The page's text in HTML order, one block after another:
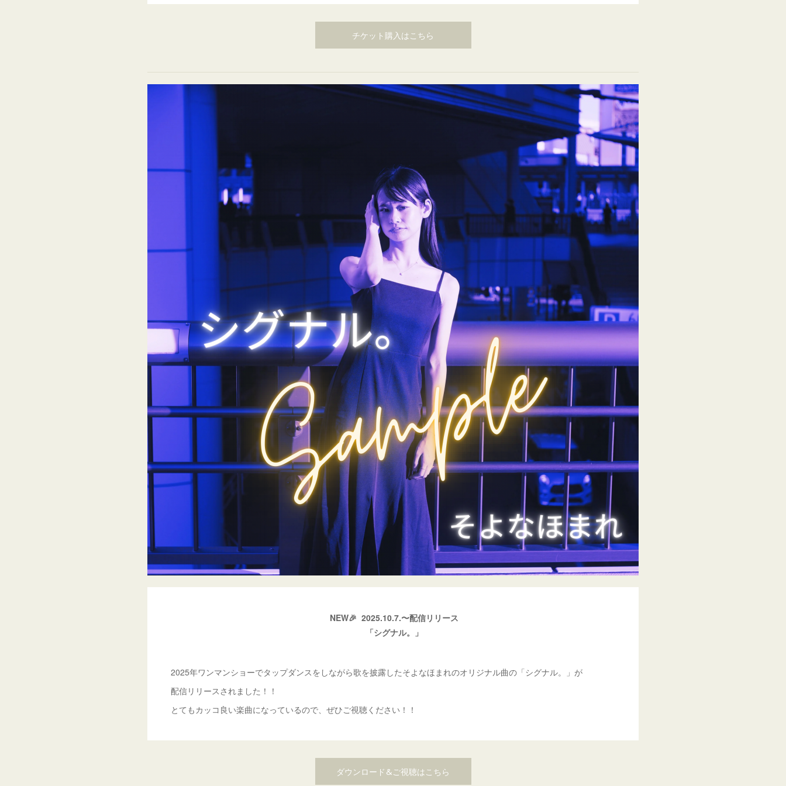
チケット購入はこちら
NEW🎉 2025.10.7.〜配信リリース
「シグナル。」
2025年ワンマンショーでタップダンスをしながら歌を披露したそよなほまれのオリジナル曲の「シグナル。」が
配信リリースされました！！
とてもカッコ良い楽曲になっているので、ぜひご視聴ください！！
ダウンロード&ご視聴はこちら